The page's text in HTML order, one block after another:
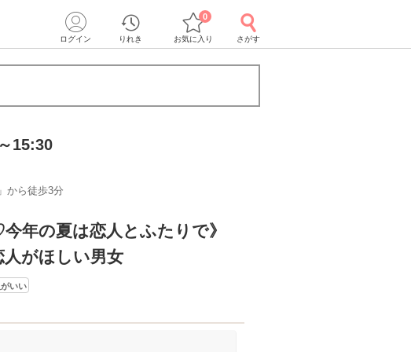
ログイン りれき お気に入り
0
さがす
15:30
から徒歩3分
年の夏は恋人とふたりで》
がほしい男女
いい